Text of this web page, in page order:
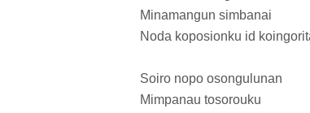
Minamangun simbanai
Noda koposionku id
Soiro nopo osongulunan
Mimpanau tosorouku